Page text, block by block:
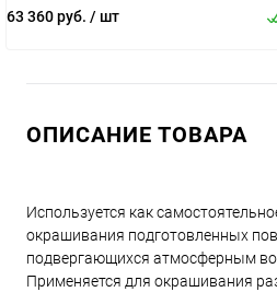
63 360 руб. / шт
ОПИСАНИЕ ТОВАРА
Используется как
окрашивания подготовленных
подвергающихся атмосферным
Применяется для окрашивания